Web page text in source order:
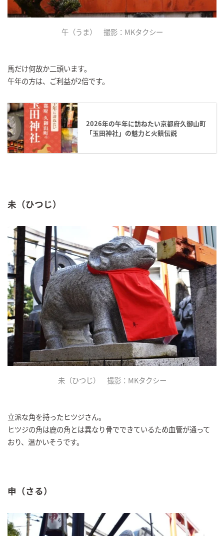
午（うま） 撮影：MKタクシー
馬だけ何故か二頭います。
午年の方は、ご利益が2倍です。
2026年の午年に訪ねたい京都府久御山町
「玉田神社」の魅力と火鎮伝説
未（ひつじ）
未（ひつじ） 撮影：MKタクシー
立派な角を持ったヒツジさん。
ヒツジの角は鹿の角とは異なり骨でできているため血管が通って
おり、温かいそうです。
申（さる）